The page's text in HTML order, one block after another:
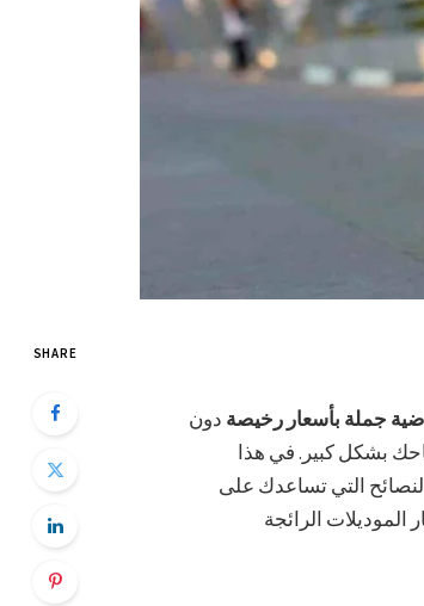
SHARE
جملة بأسعار رخيصة دون
بشكل كبير. في هذا
التي تساعدك على